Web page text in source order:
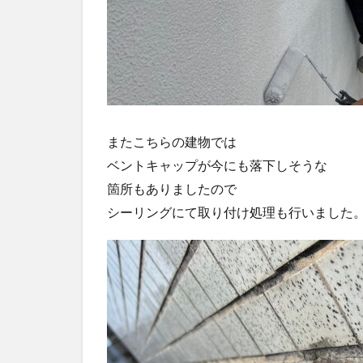
またこちらの建物では
ベントキャップが今にも落下しそうな
箇所もありましたので
シーリングにて取り付け処理も行いました